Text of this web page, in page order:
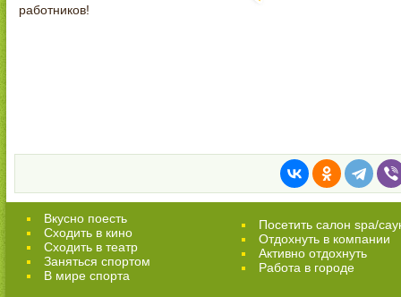
работников!
Вкусно поесть
Сходить в кино
Cходить в театр
Заняться спортом
В мире спорта
Посетить салон spa/
Отдохнуть в компании
Активно отдохнуть
Работа в городе